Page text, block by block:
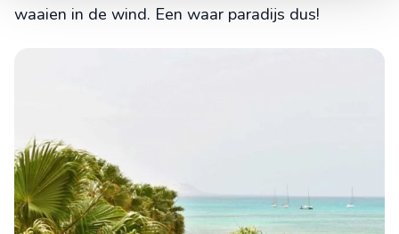
waaien in de wind. Een waar paradijs dus!